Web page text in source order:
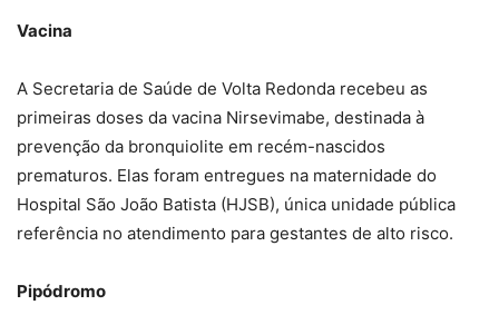
Vacina
A Secretaria de Saúde de Volta Redonda recebeu as
primeiras doses da vacina Nirsevimabe, destinada à
prevenção da bronquiolite em recém-nascidos
prematuros. Elas foram entregues na maternidade do
Hospital São João Batista (HJSB), única unidade pública
referência no atendimento para gestantes de alto risco.
Pipódromo